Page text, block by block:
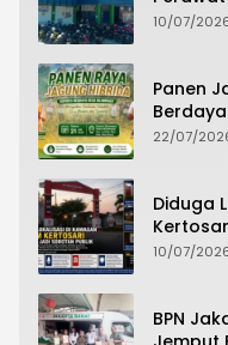
10/07/
Panen
22/07/
Diduga
10/07/
BPN